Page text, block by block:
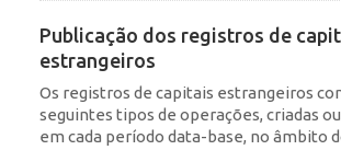
Publicação dos registros de
estrangeiros
Os registros de capitais estrangeiros
seguintes tipos de operações, criadas
em cada período data-base, no âmbito